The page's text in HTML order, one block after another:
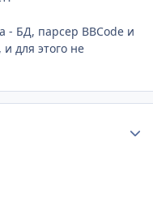
- БД, парсер BBCode и
для этого не